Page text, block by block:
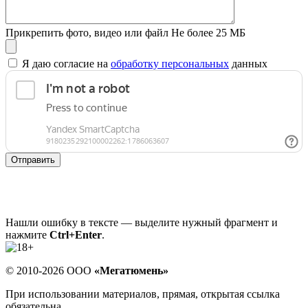
Прикрепить фото, видео или файл Не более 25 МБ
Я даю согласие на обработку персональных данных
Отправить
Нашли ошибку в тексте — выделите нужный фрагмент и
нажмите Ctrl+Enter.
© 2010-2026 ООО «Мегатюмень»
При использовании материалов, прямая, открытая ссылка